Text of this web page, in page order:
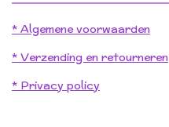
* Algemene voorwaarden
* Verzending en retourneren
* Privacy policy